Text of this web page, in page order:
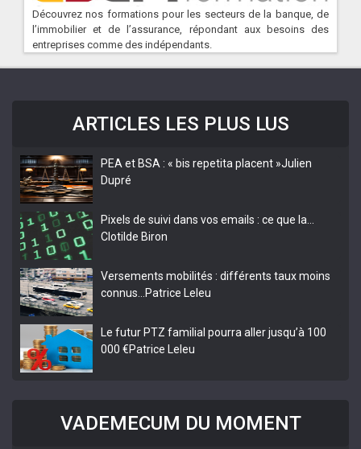
Découvrez nos formations pour les secteurs de la banque, de
l’immobilier et de l’assurance, répondant aux besoins des
entreprises comme des indépendants.
ARTICLES LES PLUS LUS
PEA et BSA : « bis repetita placent »Julien
Dupré
Pixels de suivi dans vos emails : ce que la…
Clotilde Biron
Versements mobilités : différents taux moins
connus…
Patrice Leleu
Le futur PTZ familial pourra aller jusqu’à 100
000 €Patrice Leleu
VADEMECUM DU MOMENT